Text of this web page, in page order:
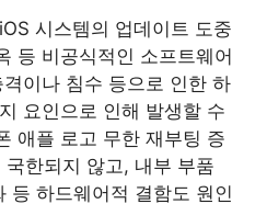
시스템의 업데이트 도중
등 비공식적인 소프트웨어
이나 침수 등으로 인한 하
요인으로 인해 발생할 수
애플 로고 무한 재부팅 증
한되지 않고, 내부 부품
등 하드웨어적 결함도 원인